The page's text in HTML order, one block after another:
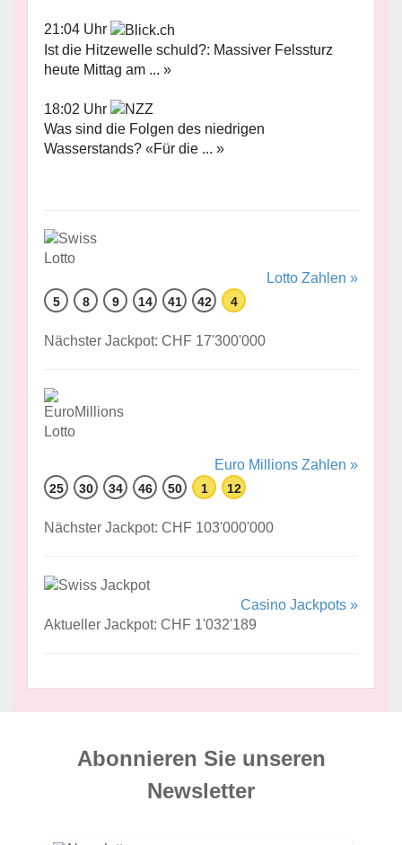
21:04 Uhr
Ist die Hitzewelle schuld?: Massiver Felssturz
heute Mittag am ... »
18:02 Uhr
Was sind die Folgen des niedrigen
Wasserstands? «Für die ... »
Lotto Zahlen »
5 8 9 14 41 42 4
Nächster Jackpot: CHF 17'300'000
Euro Millions Zahlen »
25 30 34 46 50 1 12
Nächster Jackpot: CHF 103'000'000
Casino Jackpots »
Aktueller Jackpot: CHF 1'032'189
Abonnieren Sie unseren
News­letter